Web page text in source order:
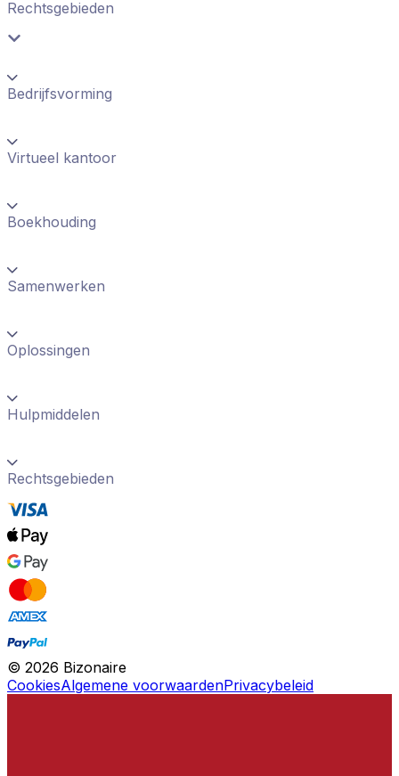
Rechtsgebieden
Bedrijfsvorming
Virtueel kantoor
Boekhouding
Samenwerken
Oplossingen
Hulpmiddelen
Rechtsgebieden
© 2026 Bizonaire
CookiesAlgemene voorwaardenPrivacybeleid